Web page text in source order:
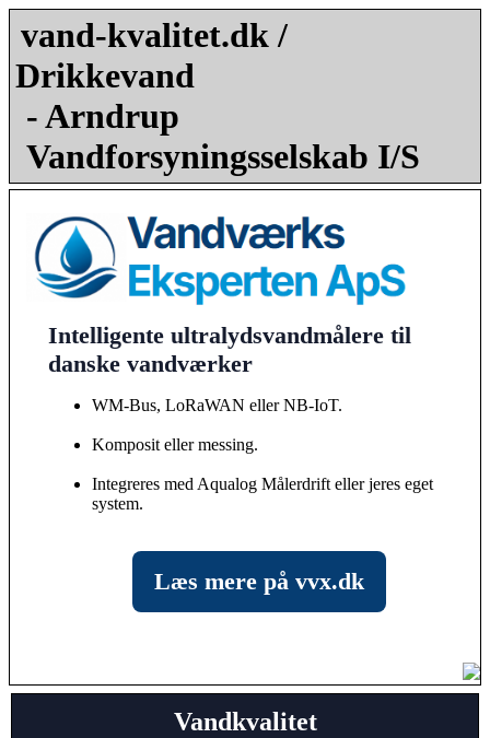
vand-kvalitet.dk /
Drikkevand
- Arndrup
Vandforsyningsselskab I/S
Intelligente ultralydsvandmålere til
danske vandværker
WM-Bus, LoRaWAN eller NB-IoT.
Komposit eller messing.
Integreres med Aqualog Målerdrift eller jeres eget
system.
Læs mere på vvx.dk
Vandkvalitet